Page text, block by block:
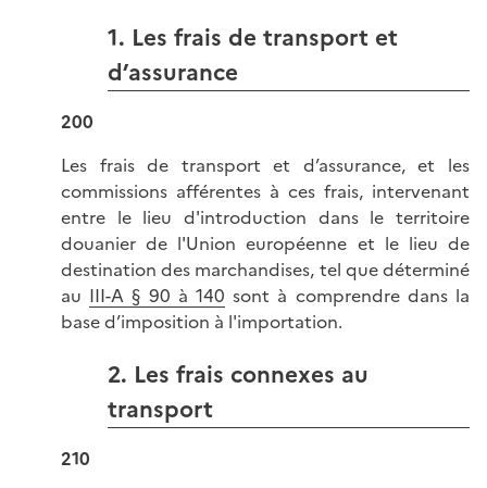
1. Les frais de transport et
d’assurance
200
Les frais de transport et d’assurance, et les
commissions afférentes à ces frais, intervenant
entre le lieu d'introduction dans le territoire
douanier de l'Union européenne et le lieu de
destination des marchandises, tel que déterminé
au III-A § 90 à 140 sont à comprendre dans la
base d’imposition à l'importation.
2. Les frais connexes au
transport
210